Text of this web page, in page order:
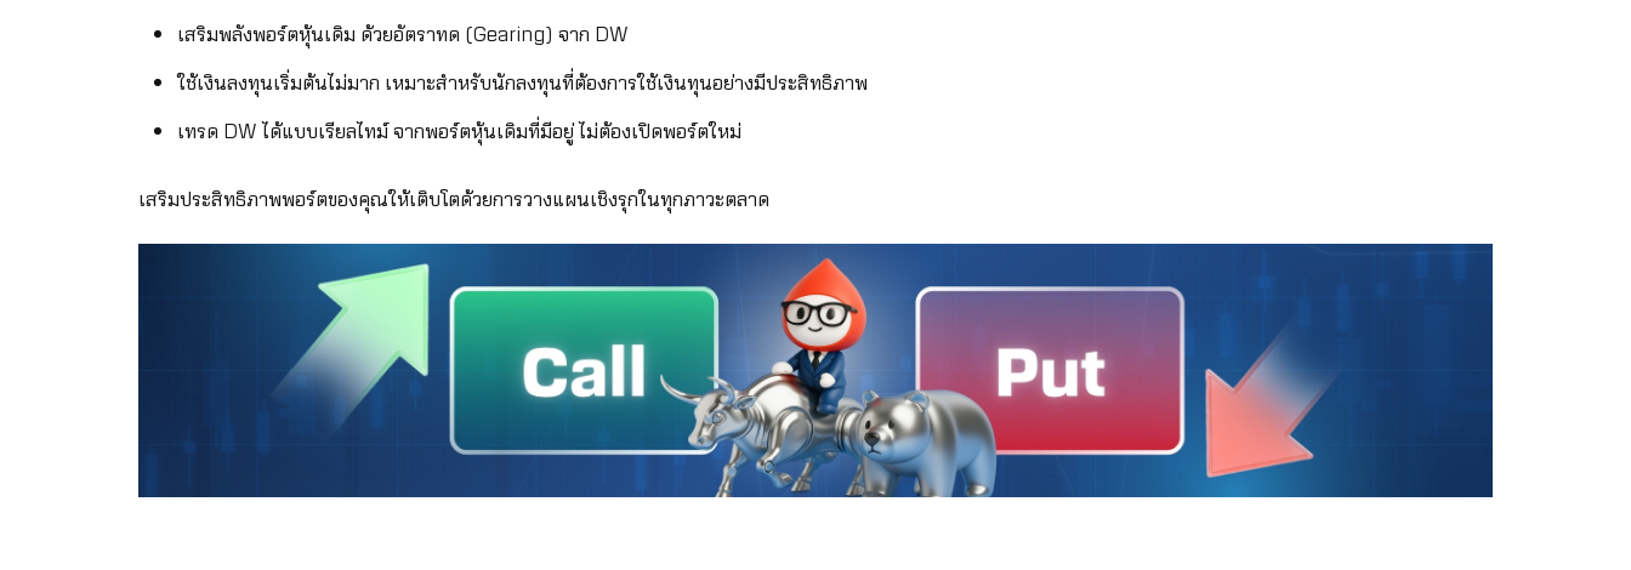
เสริมพลังพอร์ตหุ้นเดิม ด้วยอัตราทด (Gearing) จาก DW
ใช้เงินลงทุนเริ่มต้นไม่มาก เหมาะสำหรับนักลงทุนที่ต้องการใช้เงินทุนอย่างมีประสิทธิภาพ
เทรด DW ได้แบบเรียลไทม์ จากพอร์ตหุ้นเดิมที่มีอยู่ ไม่ต้องเปิดพอร์ตใหม่
เสริมประสิทธิภาพพอร์ตของคุณให้เติบโตด้วยการวางแผนเชิงรุกในทุกภาวะตลาด